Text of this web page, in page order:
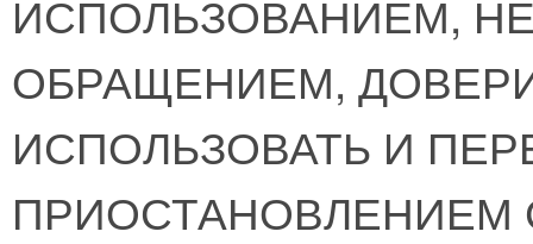
ИСПОЛЬЗОВАНИЕМ,
ОБРАЩЕНИЕМ,
ИСПОЛЬЗОВАТЬ И
ПРИОСТАНОВЛЕНИЕМ